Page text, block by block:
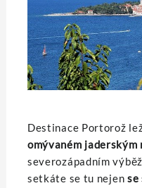
Destinace Portorož
omývaném jaderským
severozápadním
setkáte se tu nejen se